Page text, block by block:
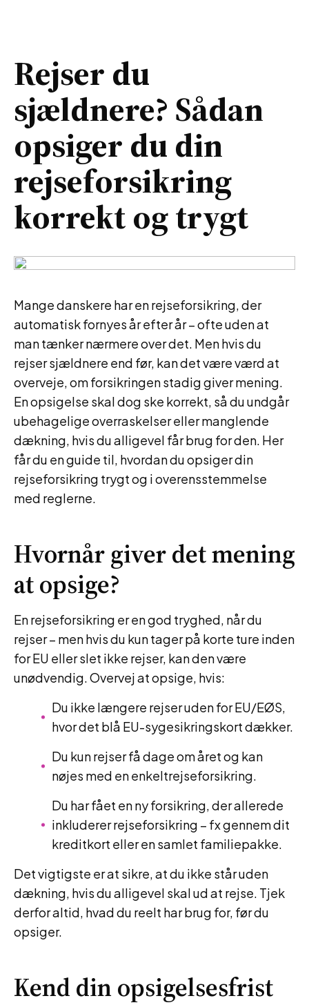
Rejser du
sjældnere? Sådan
opsiger du din
rejseforsikring
korrekt og trygt
Mange danskere har en rejseforsikring, der
automatisk fornyes år efter år – ofte uden at
man tænker nærmere over det. Men hvis du
rejser sjældnere end før, kan det være værd at
overveje, om forsikringen stadig giver mening.
En opsigelse skal dog ske korrekt, så du undgår
ubehagelige overraskelser eller manglende
dækning, hvis du alligevel får brug for den. Her
får du en guide til, hvordan du opsiger din
rejseforsikring trygt og i overensstemmelse
med reglerne.
Hvornår giver det mening
at opsige?
En rejseforsikring er en god tryghed, når du
rejser – men hvis du kun tager på korte ture inden
for EU eller slet ikke rejser, kan den være
unødvendig. Overvej at opsige, hvis:
Du ikke længere rejser uden for EU/EØS,
hvor det blå EU-sygesikringskort dækker.
Du kun rejser få dage om året og kan
nøjes med en enkeltrejseforsikring.
Du har fået en ny forsikring, der allerede
inkluderer rejseforsikring – fx gennem dit
kreditkort eller en samlet familiepakke.
Det vigtigste er at sikre, at du ikke står uden
dækning, hvis du alligevel skal ud at rejse. Tjek
derfor altid, hvad du reelt har brug for, før du
opsiger.
Kend din opsigelsesfrist